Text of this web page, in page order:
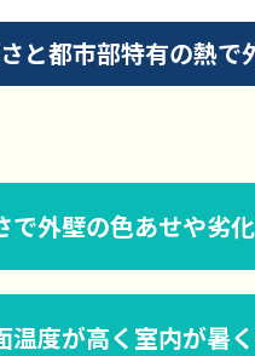
と都市部特有の熱で
で外壁の色あせや劣
温度が高く室内が暑